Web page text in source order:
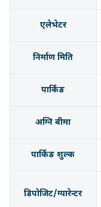
एलेभेटर
निर्माण मिति
पार्किङ
अग्नि बीमा
पार्किङ शुल्क
डिपोजिट/ग्यारेन्टर